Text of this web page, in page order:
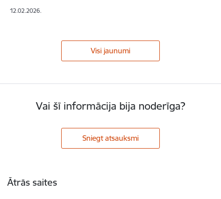
12.02.2026.
Visi jaunumi
Vai šī informācija bija noderīga?
Sniegt atsauksmi
Ātrās saites